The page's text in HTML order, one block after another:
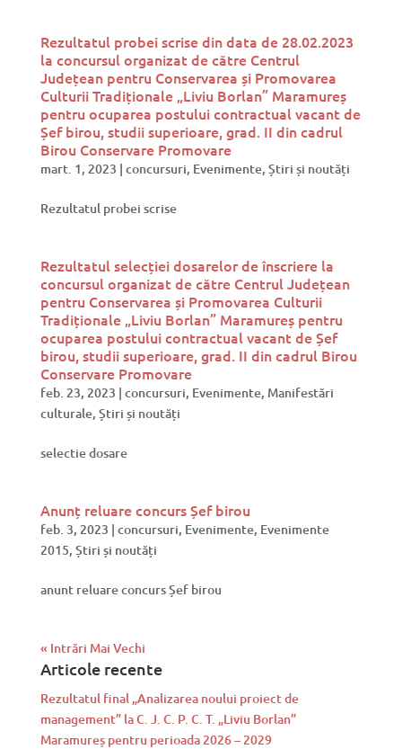
Rezultatul probei scrise din data de 28.02.2023
la concursul organizat de către Centrul
Județean pentru Conservarea și Promovarea
Culturii Tradiționale „Liviu Borlan” Maramureș
pentru ocuparea postului contractual vacant de
Șef birou, studii superioare, grad. II din cadrul
Birou Conservare Promovare
mart. 1, 2023 | concursuri, Evenimente, Știri și noutăți
Rezultatul probei scrise
Rezultatul selecției dosarelor de înscriere la
concursul organizat de către Centrul Județean
pentru Conservarea și Promovarea Culturii
Tradiționale „Liviu Borlan” Maramureș pentru
ocuparea postului contractual vacant de Șef
birou, studii superioare, grad. II din cadrul Birou
Conservare Promovare
feb. 23, 2023 | concursuri, Evenimente, Manifestări
culturale, Știri și noutăți
selectie dosare
Anunț reluare concurs Șef birou
feb. 3, 2023 | concursuri, Evenimente, Evenimente
2015, Știri și noutăți
anunt reluare concurs Șef birou
« Intrări Mai Vechi
Articole recente
Rezultatul final „Analizarea noului proiect de
management” la C. J. C. P. C. T. „Liviu Borlan”
Maramureș pentru perioada 2026 – 2029